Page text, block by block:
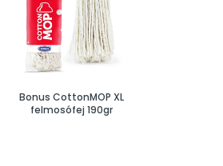
Bonus CottonMOP XL
felmosófej 190gr